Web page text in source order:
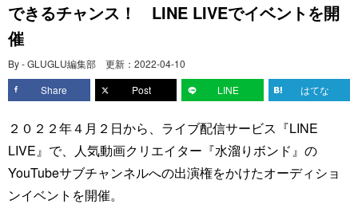
できるチャンス！ LINE LIVEでイベントを開
催
By - GLUGLU編集部 更新： 2022-04-10
Share
Post LINE はてな
２０２２年４月２日から、ライブ配信サービス『LINE
LIVE』で、人気動画クリエイター『水溜りボンド』の
YouTubeサブチャンネルへの出演権をかけたオーディショ
ンイベントを開催。